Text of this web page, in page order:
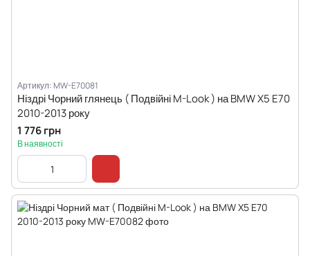
Артикул: MW-E70081
Ніздрі Чорний глянець ( Подвійні M-Look ) на BMW X5 E70
2010-2013 року
1 776 грн
В наявності